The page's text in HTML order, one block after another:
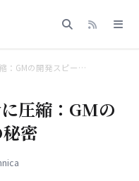
：GMの開発スピー…
圧縮：GMの
密